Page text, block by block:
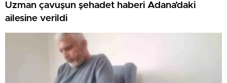
Uzman çavuşun şehadet haberi Adana’daki
ailesine verildi